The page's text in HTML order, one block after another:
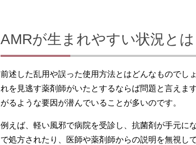
AMRが生まれやすい状況とは
前述した乱用や誤った使用方法とはどんなものでし
れを見逃す薬剤師がいたとするならば問題と言えま
がるような要因が潜んでいることが多いのです。
例えば、軽い風邪で病院を受診し、抗菌剤が手元に
で処方されたり、医師や薬剤師からの説明を無視し